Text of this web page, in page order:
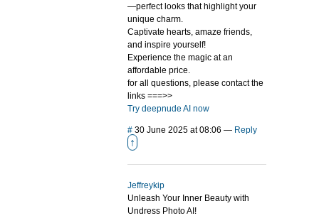
—perfect looks that highlight your
unique charm.
Captivate hearts, amaze friends,
and inspire yourself!
Experience the magic at an
affordable price.
for all questions, please contact the
links ===>>
Try deepnude AI now
# 30 June 2025 at 08:06 — Reply
↑
Jeffreykip
Unleash Your Inner Beauty with
Undress Photo AI!